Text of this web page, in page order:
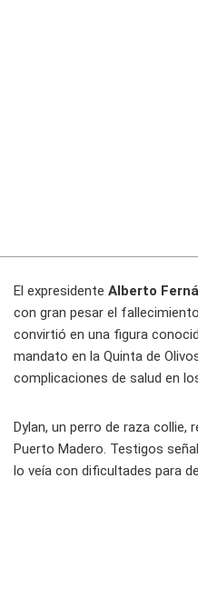
El expresidente Alberto
con gran pesar el
convirtió en una figura
mandato en la Quinta de
complicaciones de salud en
Dylan, un perro de raza collie,
Puerto Madero. Testigos
lo veía con dificultades para